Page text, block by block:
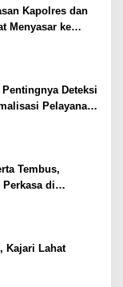
Kapolres dan
Menyasar ke
Deteksi
Pelayanan
Tembus,
di
Kajari Lahat